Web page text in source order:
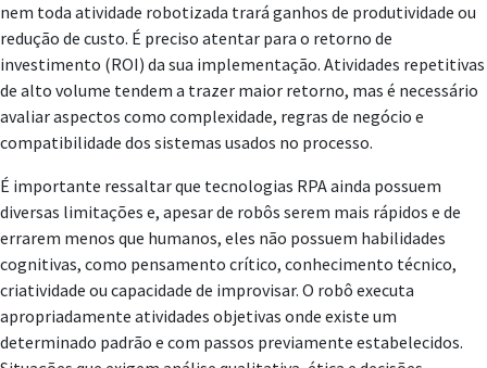
nem toda atividade robotizada trará ganhos de produtividade ou
redução de custo. É preciso atentar para o retorno de
investimento (ROI) da sua implementação. Atividades repetitivas
de alto volume tendem a trazer maior retorno, mas é necessário
avaliar aspectos como complexidade, regras de negócio e
compatibilidade dos sistemas usados no processo.
É importante ressaltar que tecnologias RPA ainda possuem
diversas limitações e, apesar de robôs serem mais rápidos e de
errarem menos que humanos, eles não possuem habilidades
cognitivas, como pensamento crítico, conhecimento técnico,
criatividade ou capacidade de improvisar. O robô executa
apropriadamente atividades objetivas onde existe um
determinado padrão e com passos previamente estabelecidos.